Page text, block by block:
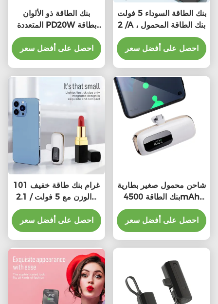
بنك الطاقة ذو الألوان
المتعددة PD20W بطاقة
شحن سريع
احصل على أفضل سعر
بنك الطاقة السوداء 5 فولت
/ 2A ، بنك الطاقة المحمول
احصل على أفضل سعر
101 غرام بنك طاقة خفيف
الوزن مع 5 فولت / 2.1A
خروج 1-2 ساعة وقت
الشحن
احصل على أفضل سعر
شاحن محمول صغير بطارية
بنك الطاقة 4500mAh
لجهاز iPhone Samsung
احصل على أفضل سعر